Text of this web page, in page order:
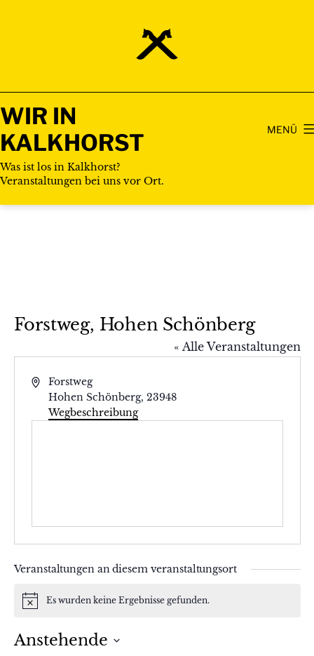
WIR IN
KALKHORST
Was ist los in Kalkhorst?
Veranstaltungen bei uns vor Ort.
MENÜ
Forstweg, Hohen Schönberg
« Alle Veranstaltungen
Adresse
Forstweg
Hohen Schönberg, 23948
Wegbeschreibung
Veranstaltungen an diesem veranstaltungsort
HinweisEs wurden keine Ergebnisse gefunden.
Anstehende